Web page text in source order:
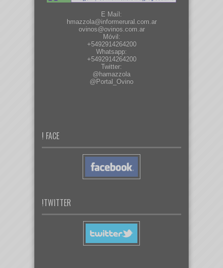
E Maíl:
hmazzola@informerural.com.ar
ovinos@ovinos.com.ar
Móvil:
+5492914264200
Whatsapp:
+5492914264200
Twitter:
@hamazzola
@Portal_Ovino
! FACE
!TWITTER